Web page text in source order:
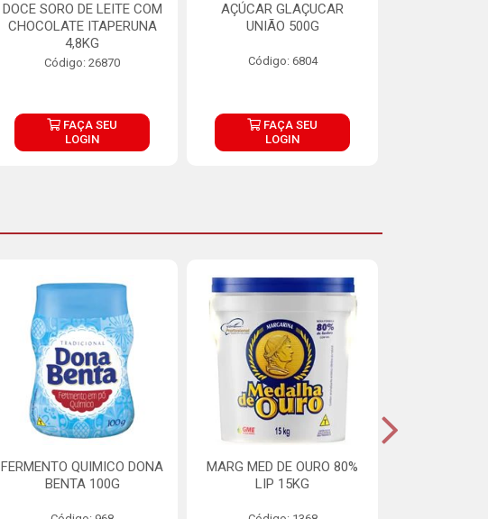
DOCE SORO DE LEITE COM
CHOCOLATE ITAPERUNA
4,8KG
Código: 26870
FAÇA SEU
LOGIN
AÇÚCAR GLAÇUCAR
UNIÃO 500G
Código: 6804
FAÇA SEU
LOGIN
FERMENTO QUIMICO DONA
BENTA 100G
MARG MED DE OURO 80%
LIP 15KG